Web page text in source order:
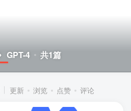
GPT-4 共1篇
更新 浏览 点赞 评论